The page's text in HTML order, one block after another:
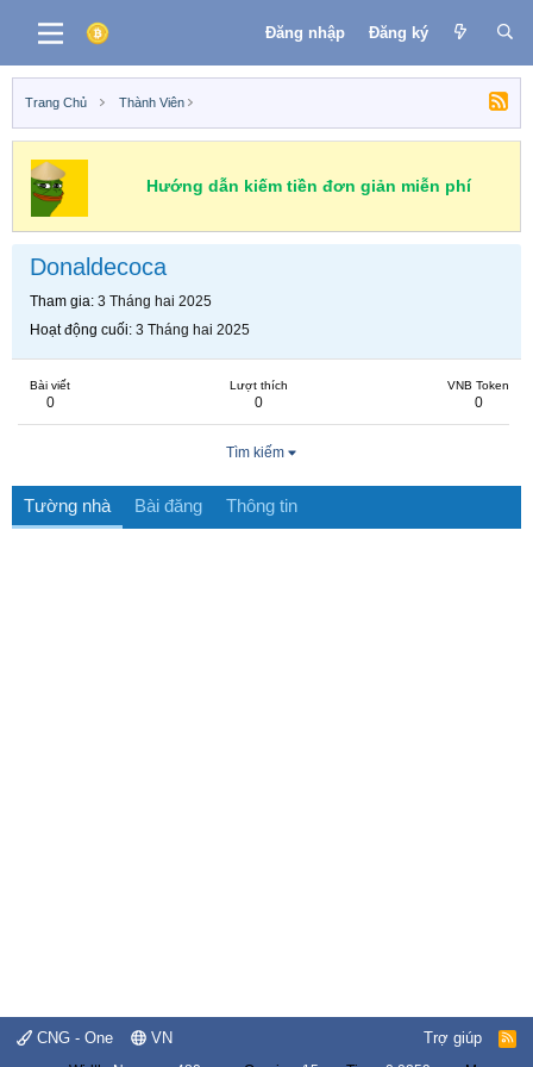
Đăng nhập Đăng ký
Trang Chủ Thành Viên
Hướng dẫn kiếm tiền đơn giản miễn phí
Donaldecoca
Tham gia 3 Tháng hai 2025
Hoạt động cuối 3 Tháng hai 2025
Bài viết
0
Lượt thích
0
VNB Token
0
Tìm kiếm
Tường nhà Bài đăng Thông tin
CNG - One VN Trợ giúp
R